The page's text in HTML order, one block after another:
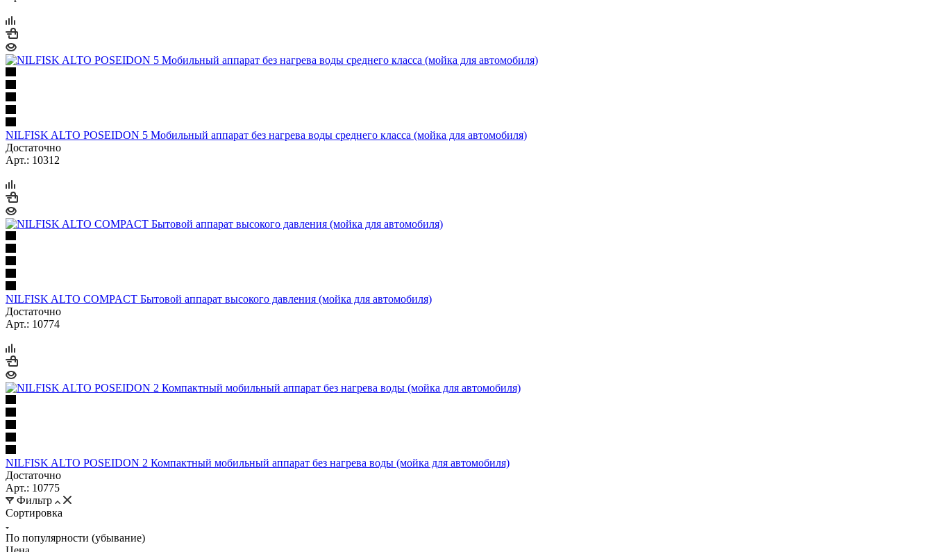
NILFISK ALTO POSEIDON 5 Мобильный аппарат без нагрева воды среднего класса (мойка для автомобиля)
Достаточно
Арт.: 10312
NILFISK ALTO COMPACT Бытовой аппарат высокого давления (мойка для автомобиля)
Достаточно
Арт.: 10774
NILFISK ALTO POSEIDON 2 Компактный мобильный аппарат без нагрева воды (мойка для автомобиля)
Достаточно
Арт.: 10775
Фильтр
Сортировка
По популярности (убывание)